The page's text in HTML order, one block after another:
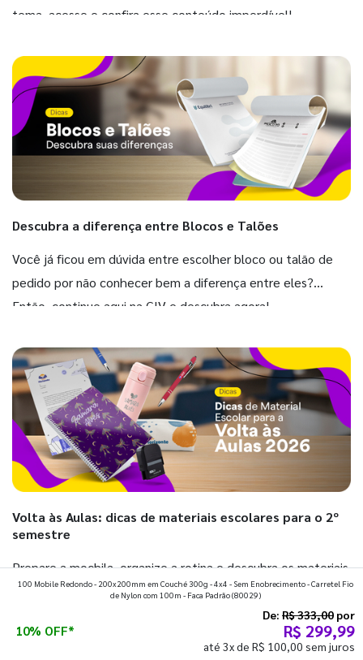
tema, acesse e confira esse conteúdo imperdível!
Descubra a diferença entre Blocos e Talões
Você já ficou em dúvida entre escolher bloco ou talão de
pedido por não conhecer bem a diferença entre eles?
Então, continue aqui na GIV e descubra agora!
Volta às Aulas: dicas de materiais escolares para o 2º
semestre
Prepare a mochila, organize a rotina e descubra os materiais
que fazem toda diferença para começar o segundo
100 Mobile Redondo - 200x200mm em Couché 300g - 4x4 - Sem Enobrecimento - Carretel Fio
de Nylon com 100m - Faca Padrão(80029)
10% OFF*
De: R$ 333,00 por
R$ 299,99
até 3x de R$ 100,00 sem juros